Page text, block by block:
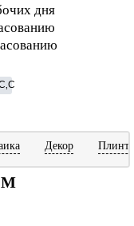
дня
Декор